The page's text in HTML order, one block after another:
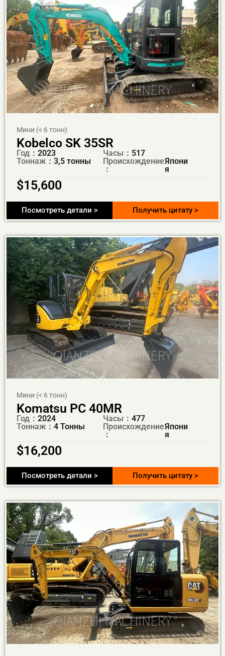
Мини (< 6 тонн)
Kobelco SK 35SR
Год： 2023
Тоннаж： 3,5 тонны
Часы： 517
Происхождение
：
Япони
я
$15,600
Посмотреть детали > Получить цитату >
Мини (< 6 тонн)
Komatsu PC 40MR
Год： 2024
Тоннаж： 4 Тонны
Часы： 477
Происхождение
：
Япони
я
$16,200
Посмотреть детали > Получить цитату >